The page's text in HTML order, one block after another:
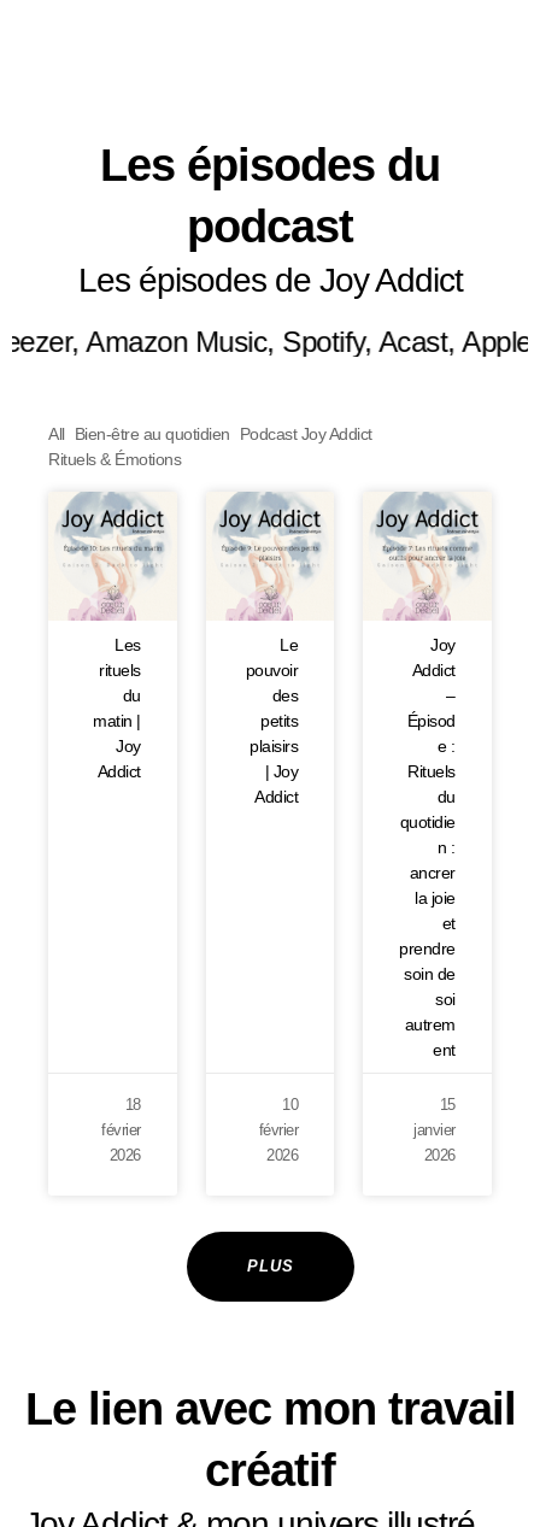
Les épisodes du
podcast
Les épisodes de Joy Addict
Amazon Music, Spotify, Acast, Apple
All Bien-être au quotidien
Podcast Joy Addict
Rituels & Émotions
Les
rituels
du
matin |
Joy
Addict
18
février
2026
Le
pouvoir
des
petits
plaisirs
| Joy
Addict
10
février
2026
Joy
Addict
–
Épisod
e :
Rituels
du
quotidie
n :
ancrer
la joie
et
prendre
soin de
soi
autrem
ent
15
janvier
2026
PLUS
Le lien avec mon travail
créatif